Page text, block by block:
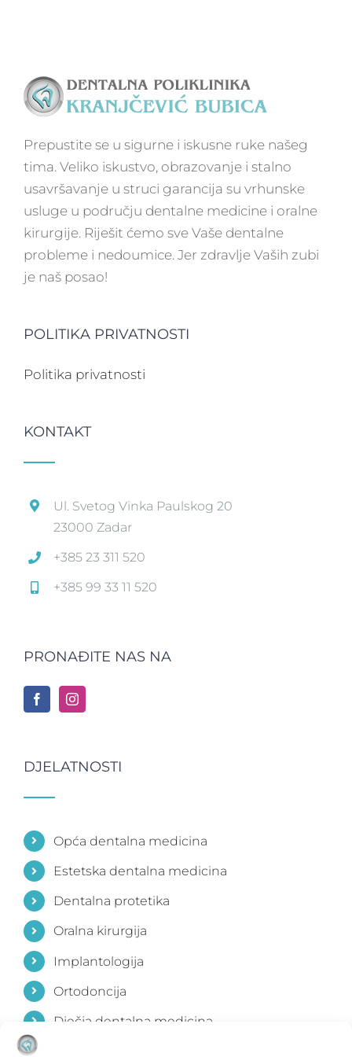
Prepustite se u sigurne i iskusne ruke našeg
tima. Veliko iskustvo, obrazovanje i stalno
usavršavanje u struci garancija su vrhunske
usluge u području dentalne medicine i oralne
kirurgije. Riješit ćemo sve Vaše dentalne
probleme i nedoumice. Jer zdravlje Vaših zubi
je naš posao!
POLITIKA PRIVATNOSTI
Politika privatnosti
KONTAKT
Ul. Svetog Vinka Paulskog 20
23000 Zadar
+385 23 311 520
+385 99 33 11 520
PRONAĐITE NAS NA
DJELATNOSTI
Opća dentalna medicina
Estetska dentalna medicina
Dentalna protetika
Oralna kirurgija
Implantologija
Ortodoncija
Dječja dentalna medicina